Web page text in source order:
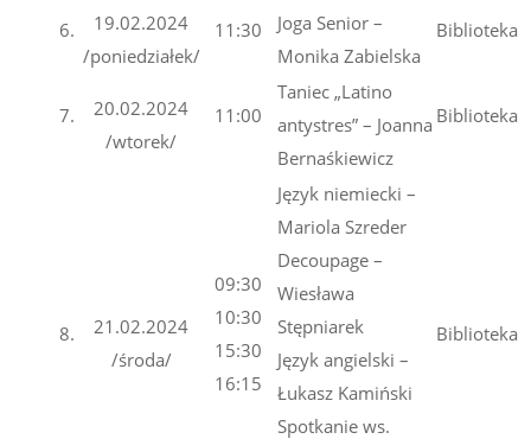
6.
19.02.2024
/poniedziałek/
11:30
Joga Senior –
Monika Zabielska
Biblioteka
7.
20.02.2024
/wtorek/
11:00
Taniec „Latino
antystres” – Joanna
Bernaśkiewicz
Biblioteka
8.
21.02.2024
/środa/
09:30
10:30
15:30
16:15
Język niemiecki –
Mariola Szreder
Decoupage –
Wiesława
Stępniarek
Język angielski –
Łukasz Kamiński
Spotkanie ws.
Biblioteka